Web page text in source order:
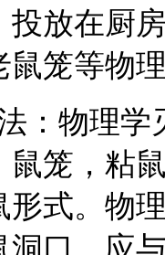
放在厨
鼠笼等物
：物理
鼠笼，粘
式。物